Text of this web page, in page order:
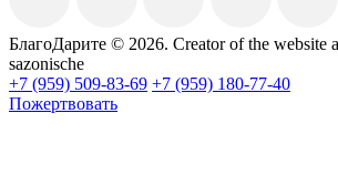
БлагоДарите © 2026. Creator of the website
sazonische
+7 (959) 509-83-69 +7 (959) 180-77-40
Пожертвовать